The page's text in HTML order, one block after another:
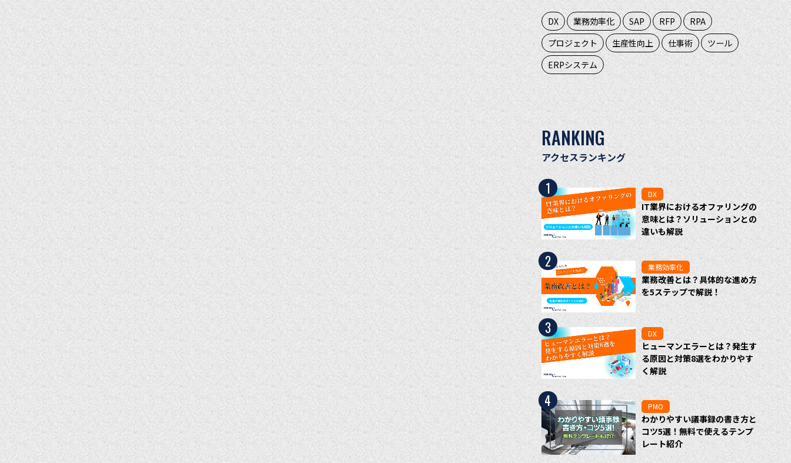
DX 業務効率化 SAP RFP
RPA
プロジェクト
生産性向上 仕事術
ツール
ERPシステム
RANKING
アクセスランキング
1 DX
IT業界におけるオファリングの
意味とは？ソリューションとの
違いも解説
2 業務効率化
業務改善とは？具体的な進め方
を5ステップで解説！
3 DX
ヒューマンエラーとは？発生す
る原因と対策8選をわかりやす
く解説
4 PMO
わかりやすい議事録の書き方と
コツ5選！無料で使えるテンプ
レート紹介